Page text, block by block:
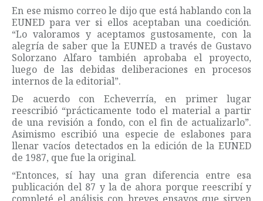
En ese mismo correo le dijo que está hablando con la
EUNED para ver si ellos aceptaban una coedición.
“Lo valoramos y aceptamos gustosamente, con la
alegría de saber que la EUNED a través de Gustavo
Solorzano Alfaro también aprobaba el proyecto,
luego de las debidas deliberaciones en procesos
internos de la editorial”.
De acuerdo con Echeverría, en primer lugar
reescribió “prácticamente todo el material a partir
de una revisión a fondo, con el fin de actualizarlo”.
Asimismo escribió una especie de eslabones para
llenar vacíos detectados en la edición de la EUNED
de 1987, que fue la original.
“Entonces, sí hay una gran diferencia entre esa
publicación del 87 y la de ahora porque reescribí y